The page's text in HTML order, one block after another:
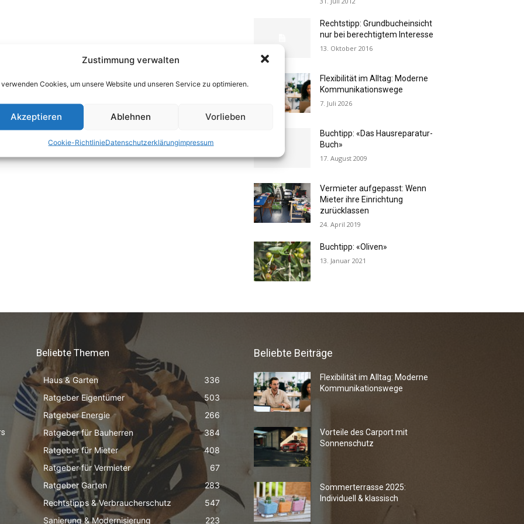
Zustimmung verwalten
verwenden Cookies, um unsere Website und unseren Service zu optimieren.
Akzeptieren Ablehnen Vorlieben
Cookie-RichtlinieDatenschutzerklärungimpressum
Rechtstipp: Grundbucheinsicht
nur bei berechtigtem Interesse
13. Oktober 2016
Flexibilität im Alltag: Moderne
Kommunikationswege
7. Juli 2026
Buchtipp: «Das Hausreparatur-
Buch»
17. August 2009
Vermieter aufgepasst: Wenn
Mieter ihre Einrichtung
zurücklassen
24. April 2019
Buchtipp: «Oliven»
13. Januar 2021
Beliebte Themen
Haus & Garten
336
Ratgeber Eigentümer
503
Ratgeber Energie
266
Ratgeber für Bauherren
384
Ratgeber für Mieter
408
Ratgeber für Vermieter
67
Ratgeber Garten
283
Rechtstipps & Verbraucherschutz
547
Sanierung & Modernisierung
223
Beliebte Beiträge
Flexibilität im Alltag: Moderne
Kommunikationswege
Vorteile des Carport mit
Sonnenschutz
Sommerterrasse 2025:
Individuell & klassisch